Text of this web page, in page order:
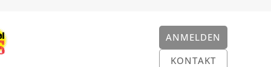
ANMELDEN
KONTAKT